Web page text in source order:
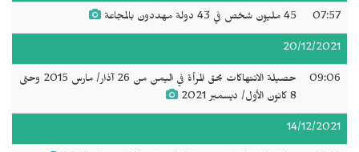
07:57 45 مليون شخص في 43 دولة مهددون بالمجاعة
20/12/2021
09:06
حصيلة الانتهاكات بحق المرأة في اليمن من 26 آذار/ مارس 2015 وحتى
8 كانون الأول/ ديسمبر 2021
14/12/2021